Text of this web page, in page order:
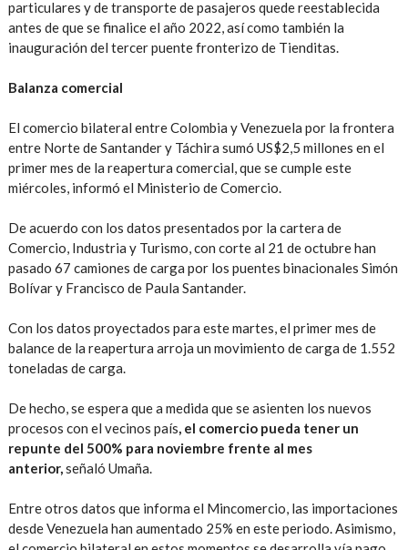
particulares y de transporte de pasajeros quede reestablecida
antes de que se finalice el año 2022, así como también la
inauguración del tercer puente fronterizo de Tienditas.
Balanza comercial
El comercio bilateral entre Colombia y Venezuela por la frontera
entre Norte de Santander y Táchira sumó US$2,5 millones en el
primer mes de la reapertura comercial, que se cumple este
miércoles, informó el Ministerio de Comercio.
De acuerdo con los datos presentados por la cartera de
Comercio, Industria y Turismo, con corte al 21 de octubre han
pasado 67 camiones de carga por los puentes binacionales Simón
Bolívar y Francisco de Paula Santander.
Con los datos proyectados para este martes, el primer mes de
balance de la reapertura arroja un movimiento de carga de 1.552
toneladas de carga.
De hecho, se espera que a medida que se asienten los nuevos
procesos con el vecinos país, el comercio pueda tener un
repunte del 500% para noviembre frente al mes
anterior,señaló Umaña.
Entre otros datos que informa el Mincomercio, las importaciones
desde Venezuela han aumentado 25% en este periodo. Asimismo,